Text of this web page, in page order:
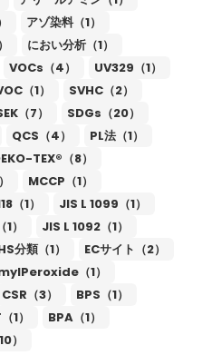
アゾ染料（1）
におい分析（1）
VOCs（4）
UV329（1）
（1）
SVHC（2）
（7）
SDGs（20）
QCS（4）
PL法（1）
TEX®（8）
MCCP（1）
（1）
JIS L 1099（1）
）
JIS L 1092（1）
分類（1）
ECサイト（2）
（1）
CSR（3）
BPS（1）
1）
BPA（1）
）